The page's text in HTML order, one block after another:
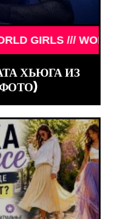
/// WORLD
ХЬЮГА ИЗ